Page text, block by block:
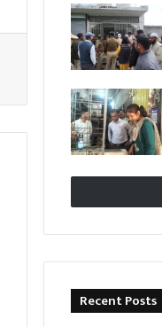
Recent Posts